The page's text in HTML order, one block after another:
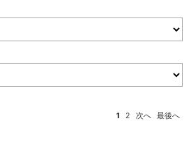
1 2 次へ 最後へ